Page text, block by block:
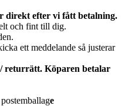
direkt efter vi fått betalning.
och fint till dig.
ett meddelande så justerar
returrätt. Köparen betalar
e